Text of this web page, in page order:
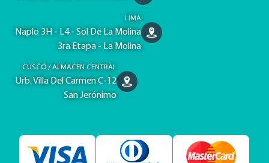
LIMA
Naplo 3H - L4 - Sol De La Molina
3ra Etapa - La Molina
CUSCO / ALMACEN CENTRAL
Urb. Villa Del Carmen C-12
San Jerónimo